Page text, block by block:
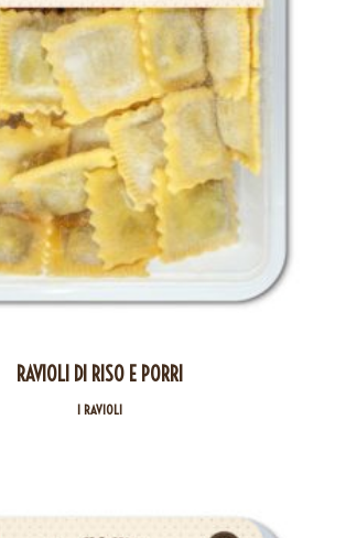
RAVIOLI DI RISO E PORRI
I RAVIOLI